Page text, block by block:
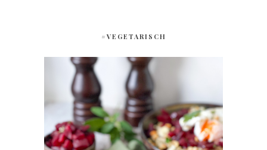
#VEGETARISCH